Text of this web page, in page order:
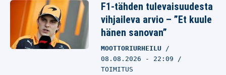
F1-tähden tulevaisuudesta
vihjaileva arvio – ”Et kuule
hänen sanovan”
MOOTTORIURHEILU
08.08.2026 - 22:09
TOIMITUS